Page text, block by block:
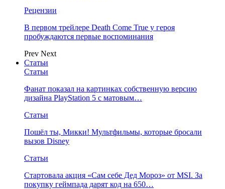
Рецензии
В первом трейлере Death Come True у героя
пробуждаются первые воспоминания
Prev Next
Статьи
Статьи
Фанат показал на картинках собственную версию
дизайна PlayStation 5 с матовым…
Статьи
Пошёл ты, Микки! Мультфильмы, которые бросали
вызов Disney
Статьи
Стартовала акция «Сам себе Дед Мороз» от MSI. За
покупку геймпада дарят код на 650…